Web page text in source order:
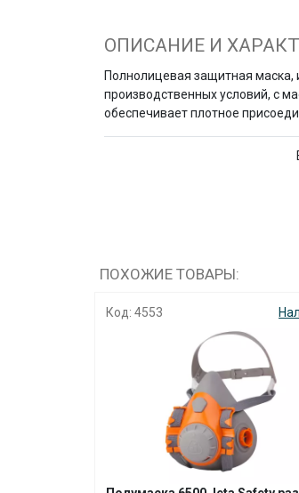
ОПИСАНИЕ И
Полнолицевая защитная маска,
производственных условий, с
обеспечивает плотное
ПОХОЖИЕ ТОВАРЫ:
Код: 4553